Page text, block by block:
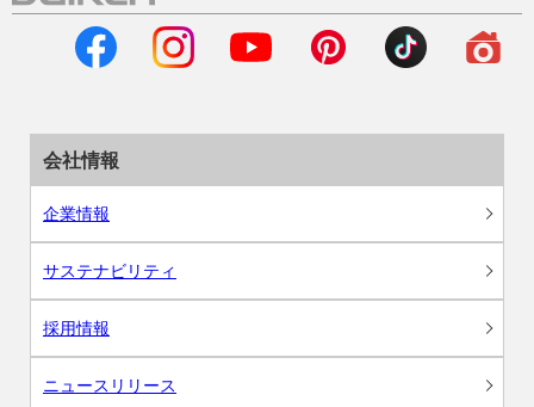
会社情報
企業情報
サステナビリティ
採用情報
ニュースリリース